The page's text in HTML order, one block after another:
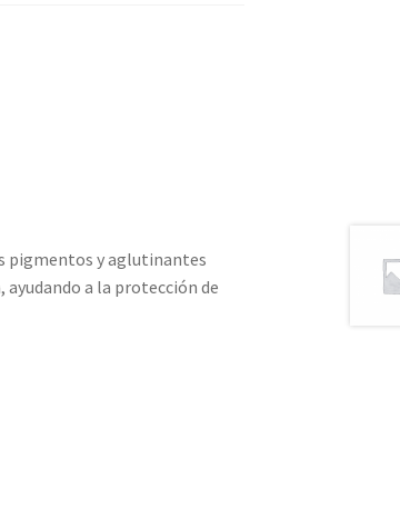
pigmentos y aglutinantes
a la protección de